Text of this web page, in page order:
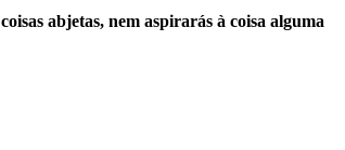
abjetas, nem aspirarás à coisa alguma